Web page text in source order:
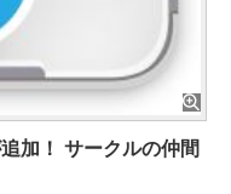
加！ サークルの仲間